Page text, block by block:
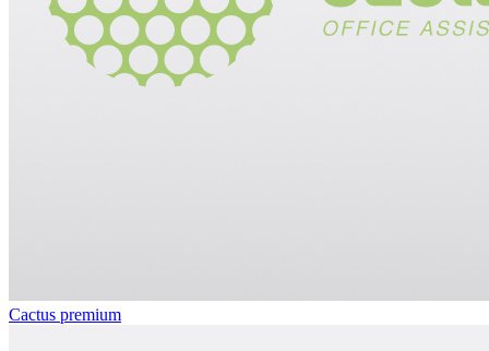
Cactus premium